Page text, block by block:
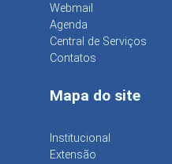
Webmail
Agenda
Central de Serviços
Contatos
Mapa do site
Institucional
Extensão